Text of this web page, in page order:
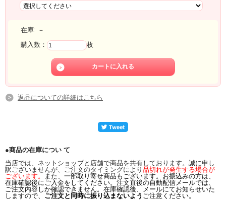
在庫: －
購入数：
枚
返品についての詳細はこちら
●商品の在庫につい て
当店では、ネットショップと店舗で商品を共有しております。誠に申し
訳ございませんが、ご注文のタイミングにより 品切れが発生する場合が
ございます。
また、一部取り寄せ商品もございます。お振込みの方は、
在庫確認後にご入金をしてください。注文直後の自動配信メールでは、
ご注文内容しか確認できません。在庫確認後、メールにてお知らせいた
しますので、 ご注文と同時に振り込まないよう ご注意ください。